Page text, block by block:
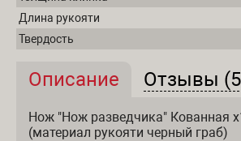
Описание и отзывы
Описание (активная
Отзывы
Нож "Нож разведчика" Кованная
(материал рукояти черный граб)
Длина рукояти
Твердость